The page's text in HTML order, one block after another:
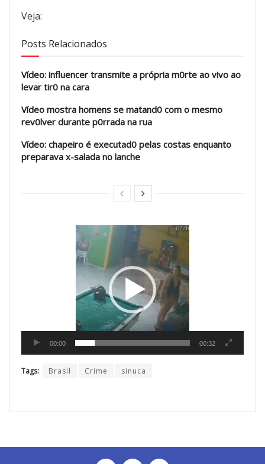
Veja:
Posts Relacionados
Vídeo: influencer transmite a própria m0rte ao vivo ao
levar tir0 na cara
Vídeo mostra homens se matand0 com o mesmo
rev0lver durante p0rrada na rua
Vídeo: chapeiro é executad0 pelas costas enquanto
preparava x-salada no lanche
00:00 00:32
Tags: Brasil Crime sinuca